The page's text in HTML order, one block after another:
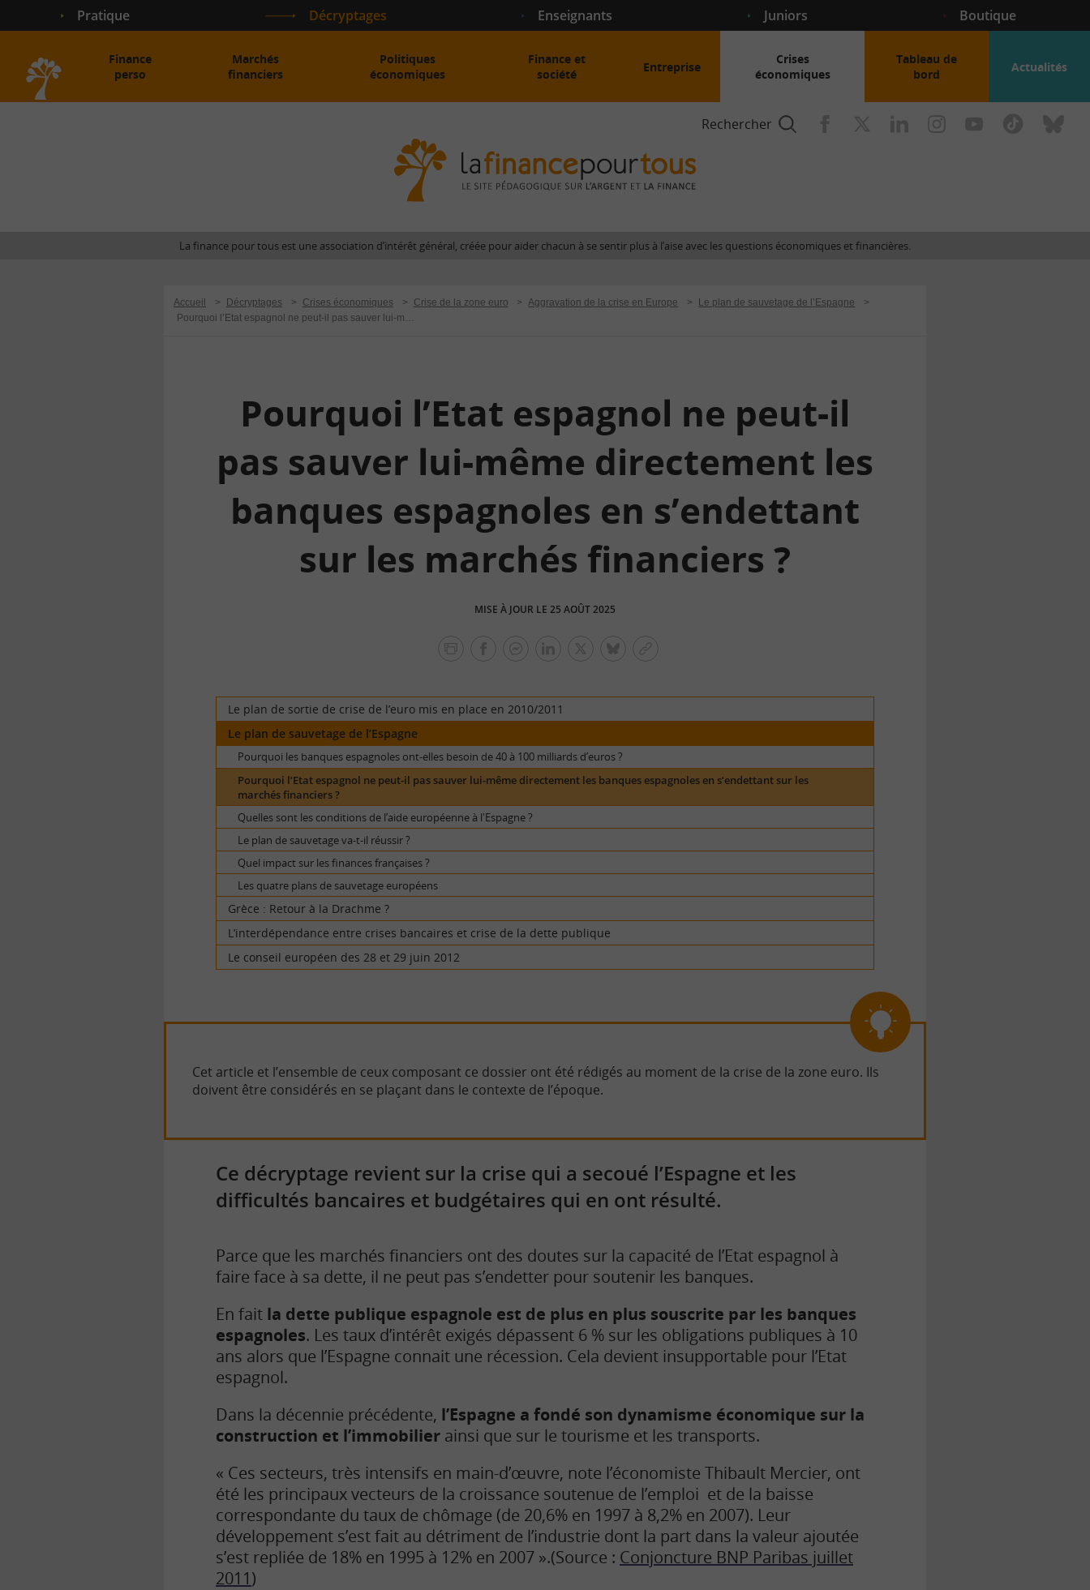
Pratique Décryptages Enseignants Juniors Boutique
Finance
perso
Marchés
financiers
Politiques
économiques
Finance et
société
Entreprise
Crises
économiques
Tableau de
bord
Actualités
Rechercher
finance
site
l'argent
La finance pour tous est une association d’intérêt général, créée pour aider chacun à se sentir plus à l’aise avec les questions économiques et financières.
Accueil > Décryptages > Crises économiques > Crise de la zone euro > Aggravation de la crise en Europe > Le plan de sauvetage de l’Espagne
>
Pourquoi l’Etat espagnol ne peut-il pas sauver lui-même directement les banques espagnoles en s’endettant sur les marchés financiers ?
Pourquoi l’Etat espagnol ne peut-il
pas sauver lui-même directement les
banques espagnoles en s’endettant
sur les marchés financiers ?
MISE À JOUR LE 25 AOÛT 2025
lien
Le plan de sortie de crise de l’euro mis en place en 2010/2011
Le plan de sauvetage de l’Espagne
Pourquoi les banques espagnoles ont-elles besoin de 40 à 100 milliards d’euros ?
Pourquoi l’Etat espagnol ne peut-il pas sauver lui-même directement les banques espagnoles en s’endettant sur les
marchés financiers ?
Quelles sont les conditions de l’aide européenne à l'Espagne ?
Le plan de sauvetage va-t-il réussir ?
Quel impact sur les finances françaises ?
Les quatre plans de sauvetage européens
Grèce : Retour à la Drachme ?
L’interdépendance entre crises bancaires et crise de la dette publique
Le conseil européen des 28 et 29 juin 2012
Cet article et l’ensemble de ceux composant ce dossier ont été rédigés au moment de la crise de la zone euro. Ils
doivent être considérés en se plaçant dans le contexte de l’époque.
Ce décryptage revient sur la crise qui a secoué l’Espagne et les
difficultés bancaires et budgétaires qui en ont résulté.
Parce que les marchés financiers ont des doutes sur la capacité de l’Etat espagnol à
faire face à sa dette, il ne peut pas s’endetter pour soutenir les banques.
En fait la dette publique espagnole est de plus en plus souscrite par les banques
espagnoles. Les taux d’intérêt exigés dépassent 6 % sur les obligations publiques à 10
ans alors que l’Espagne connait une récession. Cela devient insupportable pour l’Etat
espagnol.
Dans la décennie précédente, l’Espagne a fondé son dynamisme économique sur la
construction et l’immobilier ainsi que sur le tourisme et les transports.
« Ces secteurs, très intensifs en main-d’œuvre, note l’économiste Thibault Mercier, ont
été les principaux vecteurs de la croissance soutenue de l’emploi et de la baisse
correspondante du taux de chômage (de 20,6% en 1997 à 8,2% en 2007). Leur
développement s’est fait au détriment de l’industrie dont la part dans la valeur ajoutée
s’est repliée de 18% en 1995 à 12% en 2007 ».(Source : Conjoncture BNP Paribas juillet
2011)